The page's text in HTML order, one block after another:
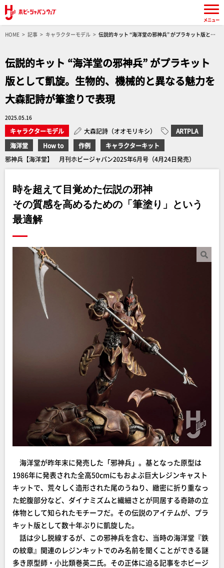
HOME 記事 キャラクターモデル
伝説的キット “海洋堂の邪神兵” がプラキット版とし
伝説的キット “海洋堂の邪神兵” がプラキット
版として凱旋。生物的、機械的と異なる魅力を
大森記詩が筆塗りで表現
2025.05.16
キャラクターモデル 大森記詩（オオモリキシ）
ARTPLA
海洋堂
How to 作例
キャラクターキット
邪神兵【海洋堂】 月刊ホビージャパン2025年6月号（4月24日発売）
時を超えて目覚めた伝説の邪神
その質感を高めるための「筆塗り」という
最適解
海洋堂が昨年末に発売した「邪神兵」。基となった原型は
1986年に発表された全高50cmにもおよぶ巨大レジンキャスト
キットで、荒々しく造形された尾のうねり、緻密に折り重なっ
た蛇腹部分など、ダイナミズムと繊細さとが同居する奇跡の立
体物として知られたモチーフだ。その伝説のアイテムが、プラ
キット版として数十年ぶりに凱旋した。
話は少し脱線するが、この邪神兵を含む、当時の海洋堂『鉄
の紋章』関連のレジンキットでのみ名前を聞くことができる謎
多き原型師・小比類巻英二氏。その正体に迫る記事をホビージ
メニュー